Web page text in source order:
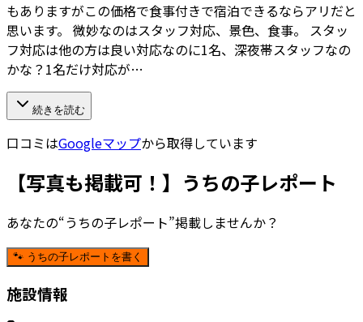
もありますがこの価格で食事付きで宿泊できるならアリだと
思います。 微妙なのはスタッフ対応、景色、食事。 スタッ
フ対応は他の方は良い対応なのに1名、深夜帯スタッフなの
かな？1名だけ対応が…
続きを読む
口コミはGoogleマップから取得しています
【写真も掲載可！】うちの子レポート
あなたの“うちの子レポート”掲載しませんか？
🐾 うちの子レポートを書く
施設情報